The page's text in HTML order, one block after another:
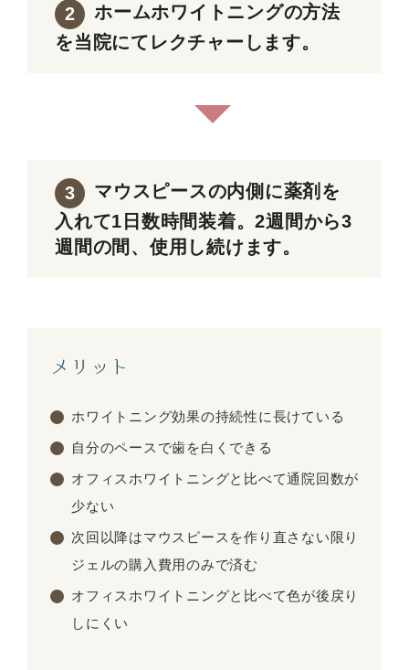
2
ホームホワイトニングの方法
を当院にてレクチャーします。
3
マウスピースの内側に薬剤を
入れて1日数時間装着。2週間から3
週間の間、使用し続けます。
メリット
ホワイトニング効果の持続性に長けている
自分のペースで歯を白くできる
オフィスホワイトニングと比べて通院回数が
少ない
次回以降はマウスピースを作り直さない限り
ジェルの購入費用のみで済む
オフィスホワイトニングと比べて色が後戻り
しにくい